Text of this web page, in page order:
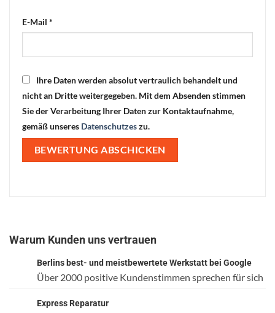
E-Mail *
Ihre Daten werden absolut vertraulich behandelt und
nicht an Dritte weitergegeben. Mit dem Absenden stimmen
Sie der Verarbeitung Ihrer Daten zur Kontaktaufnahme,
gemäß unseres Datenschutzeszu.
Warum Kunden uns vertrauen
Berlins best- und meistbewertete Werkstatt bei Google
Über 2000 positive Kundenstimmen sprechen für sich
Express Reparatur